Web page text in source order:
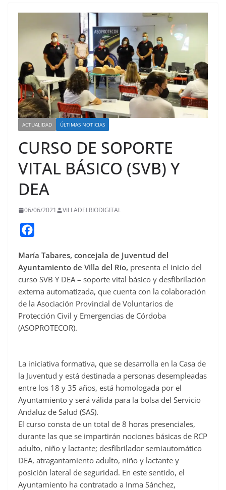
ACTUALIDAD ÚLTIMAS NOTICIAS
CURSO DE SOPORTE
VITAL BÁSICO (SVB) Y
DEA
06/06/2021 VILLADELRIODIGITAL
c
e
o
o
k
María Tabares, concejala de Juventud del
Ayuntamiento de Villa del Río, presenta el inicio del
curso SVB Y DEA – soporte vital básico y desfibrilación
externa automatizada, que cuenta con la colaboración
de la Asociación Provincial de Voluntarios de
Protección Civil y Emergencias de Córdoba
(ASOPROTECOR).
La iniciativa formativa, que se desarrolla en la Casa de
la Juventud y está destinada a personas desempleadas
entre los 18 y 35 años, está homologada por el
Ayuntamiento y será válida para la bolsa del Servicio
Andaluz de Salud (SAS).
El curso consta de un total de 8 horas presenciales,
durante las que se impartirán nociones básicas de RCP
adulto, niño y lactante; desfibrilador semiautomático
DEA, atragantamiento adulto, niño y lactante y
posición lateral de seguridad. En este sentido, el
Ayuntamiento ha contratado a Inma Sánchez,